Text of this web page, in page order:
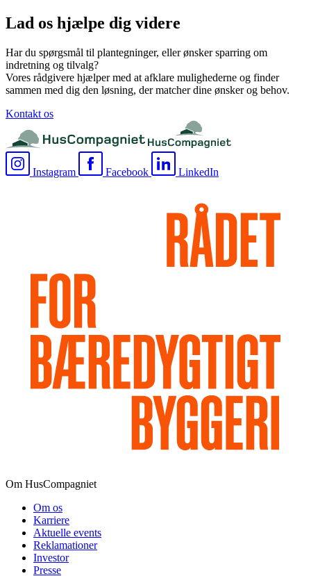
Lad os hjælpe dig videre
Har du spørgsmål til plantegninger, eller ønsker sparring om
indretning og tilvalg?
Vores rådgivere hjælper med at afklare mulighederne og finder
sammen med dig den løsning, der matcher dine ønsker og behov.
Kontakt os
Instagram Facebook LinkedIn
Om HusCompagniet
Om os
Karriere
Aktuelle events
Reklamationer
Investor
Presse